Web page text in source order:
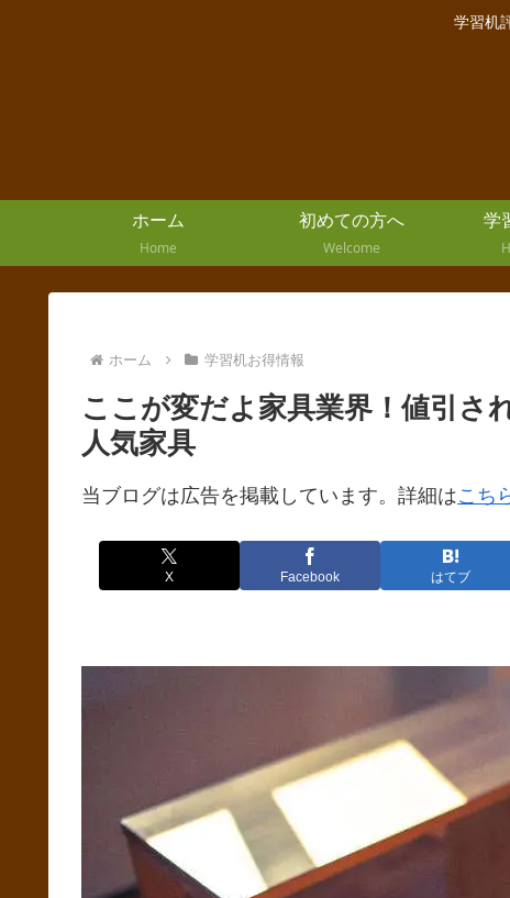
学習机
ホーム
Home
初めての方へ
Welcome
学
ホーム 学習机お得情報
ここが変だよ家具業界！値引さ
人気家具
当ブログは広告を掲載しています。詳細はこち
X Facebook はてブ